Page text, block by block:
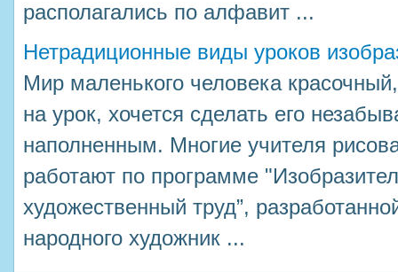
располагались по алфавит ...
Нетрадиционные виды уроков
Мир маленького человека
на урок, хочется сделать его
наполненным. Многие учителя
работают по программе
художественный труд”,
народного художник ...